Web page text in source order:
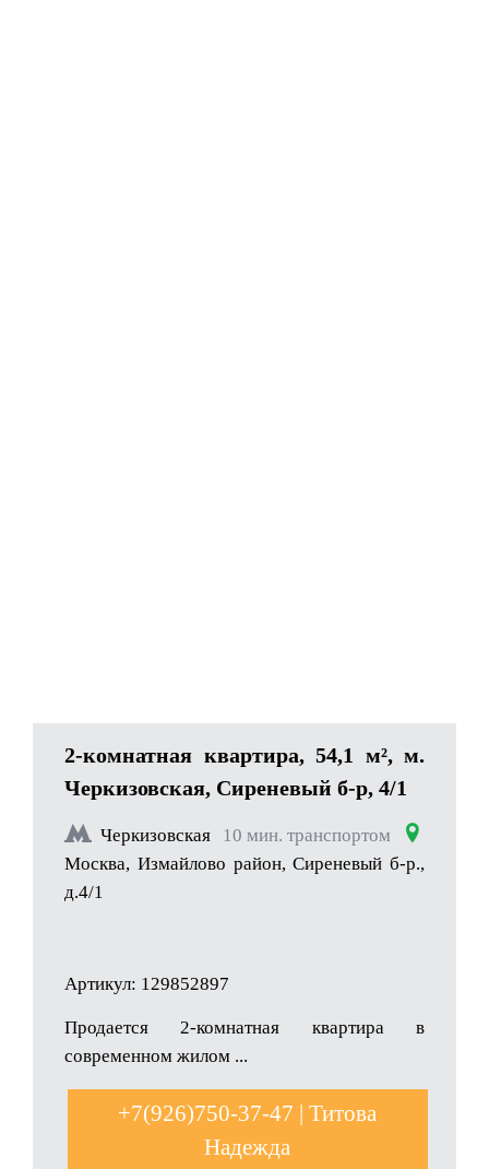
2-комнатная квартира, 54,1 м², м.
Черкизовская, Сиреневый б-р, 4/1
Черкизовская
10 мин. транспортом
Москва, Измайлово район, Сиреневый б-р.,
д.4/1
Артикул: 129852897
Продается 2-комнатная квартира в
современном жилом ...
+7(926)750-37-47 | Титова
Надежда